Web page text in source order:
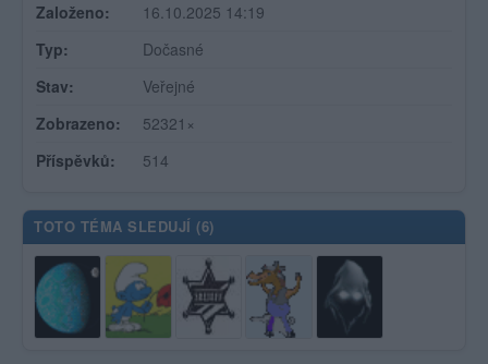
Založeno:
16.10.2025 14:19
Typ:
Dočasné
Stav:
Veřejné
Zobrazeno:
52321×
Příspěvků:
514
TOTO TÉMA SLEDUJÍ (6)